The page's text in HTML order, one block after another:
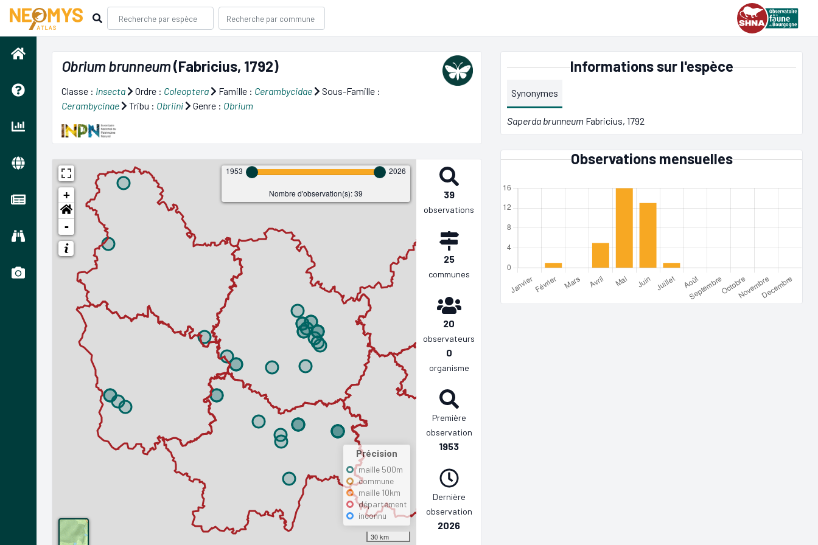
Obrium brunneum(Fabricius, 1792)
Classe : Insecta Ordre : Coleoptera Famille : Cerambycidae
Sous-Famille :
Cerambycinae
Tribu : Obriini Genre : Obrium
+
-
1953 2026
Nombre d'observation(s): 39
Précision
maille 500m
commune
maille 10km
département
inconnu
30 km
39
observations
25
communes
20
observateurs
0
organisme
Première
observation
1953
Dernière
observation
2026
Informations sur l'espèce
Synonymes
Saperda brunneum Fabricius, 1792
Observations mensuelles